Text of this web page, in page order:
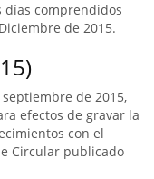
días comprendidos
de 2015.
de 2015,
efectos de gravar la
con el
Circular publicado